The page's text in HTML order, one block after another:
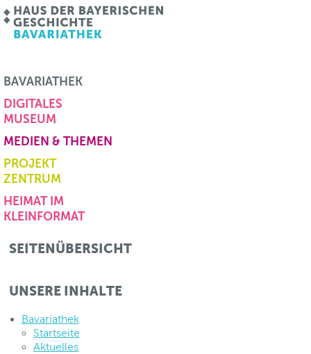
BAVARIATHEK
DIGITALES
MUSEUM
MEDIEN & THEMEN
PROJEKT
ZENTRUM
HEIMAT IM
KLEINFORMAT
SEITENÜBERSICHT
UNSERE INHALTE
Bavariathek
Startseite
Aktuelles